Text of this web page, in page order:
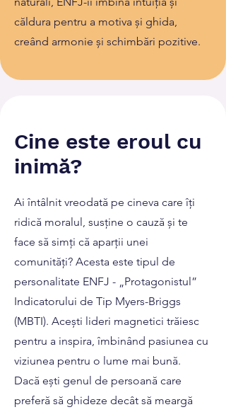
căldura pentru a motiva și ghida,
creând armonie și schimbări pozitive.
Cine este eroul cu
inimă?
Ai întâlnit vreodată pe cineva care îți
ridică moralul, susține o cauză și te
face să simți că aparții unei
comunități? Acesta este tipul de
personalitate ENFJ - „Protagonistul”
Indicatorului de Tip Myers-Briggs
(MBTI). Acești lideri magnetici trăiesc
pentru a inspira, îmbinând pasiunea cu
viziunea pentru o lume mai bună.
Dacă ești genul de persoană care
preferă să ghideze decât să meargă